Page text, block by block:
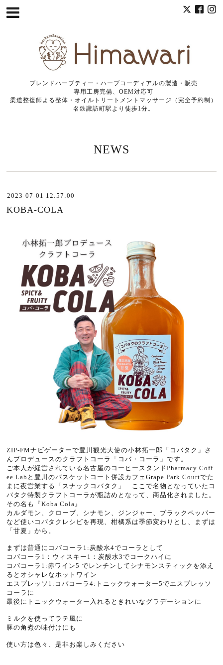
ブレンドハーブティー・ハーブコーディアルの製造・販売
専用工房完備、OEM対応可
柔道整復師よる整体・オイルトリートメントマッサージ（完全予約制）
名鉄諏訪町駅より徒歩1分。
NEWS
2023-07-01 12:57:00
KOBA-COLA
ZIP-FMナビゲーターで豊川観光大使の小林拓一郎「コバタク」さ
んプロデュースのクラフトコーラ「コバ・コーラ」です。
ご本人が経営されている名古屋のコーヒースタンドPharmacy Coff
ee Labと豊川のバスケットコート併設カフェGrape Park Courtでた
まに夜営業する「スナックコバタク」 ここで名物となっていたコ
バタク特製クラフトコーラが瓶詰めとなって、商品化されました。
その名も『Koba Cola』
カルダモン、クローブ、シナモン、ジンジャー、ブラックペッパー
など使いコバタクレシピを再現、柑橘系は季節変わりとし、まずは
「甘夏」から。
まずは普通にコバコーラ1:炭酸水4でコーラとして
コバコーラ1：ウィスキー1：炭酸水3でコークハイに
コバコーラ1:赤ワイン5 でレンチンしてシナモンスティックを添え
るとオシャレなホットワイン
エスプレッソ1:コバコーラ4:トニックウォーター5でエスプレッソ
コーラに
最後にトニックウォーター入れるときれいなグラデーションに
ミルクを使ってラテ風に
豚の角煮の味付けにも
使い方は色々、是非お楽しみください